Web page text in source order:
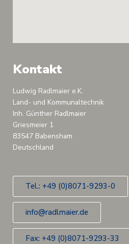
Kontakt
Ludwig Radlmaier e.K.
Land- und Kommunaltechnik
Inh. Günther Radlmaier
Griesmeier 1
83547 Babensham
Deutschland
Tel.: +49 (0)8071-9293-0
info@radlmaier.de
Fax: +49 (0)8071-9293-33